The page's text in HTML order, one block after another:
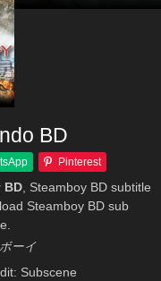
BD
Pinterest
BD, Steamboy BD subtitle
Steamboy BD sub
ーイ
Subscene